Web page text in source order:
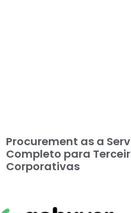
Procurement as a
Completo para
Corporativas